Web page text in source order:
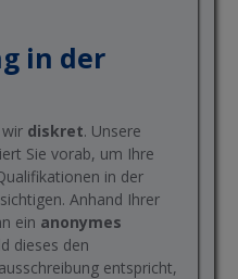
in der
diskret. Unsere
Sie vorab, um Ihre
in der
Anhand Ihrer
ein anonymes
dieses den
entspricht,